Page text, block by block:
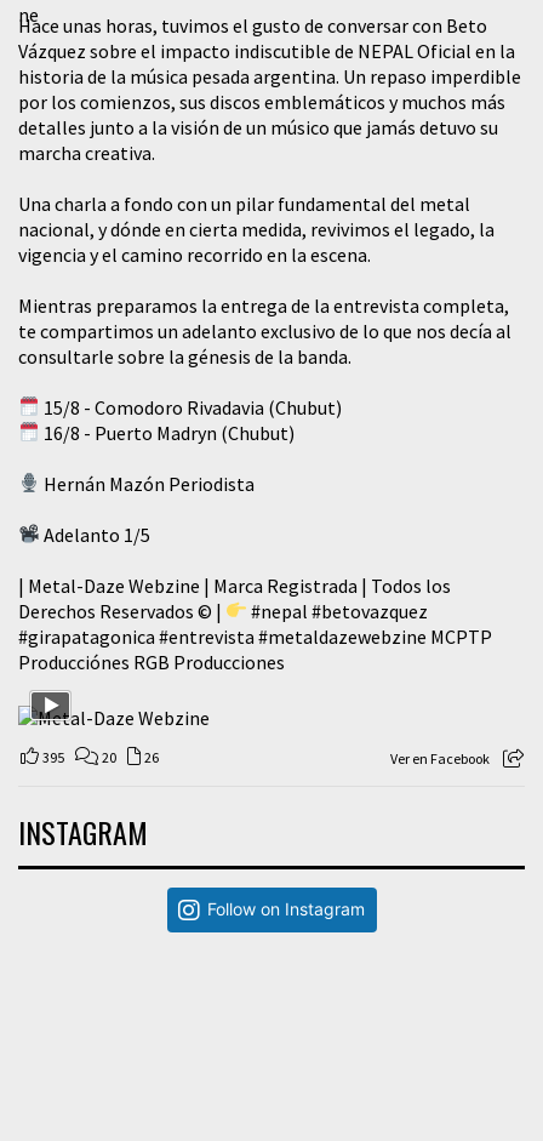
Hace unas horas, tuvimos el gusto de conversar con Beto
Vázquez sobre el impacto indiscutible de NEPAL Oficial en la
historia de la música pesada argentina. Un repaso imperdible
por los comienzos, sus discos emblemáticos y muchos más
detalles junto a la visión de un músico que jamás detuvo su
marcha creativa.
​Una charla a fondo con un pilar fundamental del metal
nacional, y dónde en cierta medida, revivimos el legado, la
vigencia y el camino recorrido en la escena.
Mientras preparamos la entrega de la entrevista completa,
te compartimos un adelanto exclusivo de lo que nos decía al
consultarle sobre la génesis de la banda.
15/8 - Comodoro Rivadavia (Chubut)
16/8 - Puerto Madryn (Chubut)
Hernán Mazón Periodista
Adelanto 1/5
| Metal-Daze Webzine | Marca Registrada | Todos los
Derechos Reservados © |
#nepal #betovazquez
#girapatagonica #entrevista #metaldazewebzine MCPTP
Producciónes RGB Producciones
395 20 26 Ver en Facebook
INSTAGRAM
Follow on Instagram